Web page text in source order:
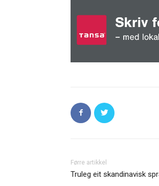
Førre artikkel
Truleg eit skandinavisk